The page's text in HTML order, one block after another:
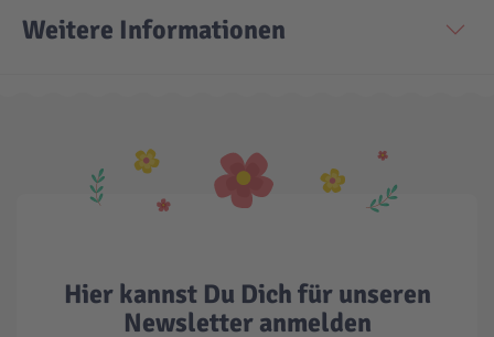
Weitere Informationen
Hier kannst Du Dich für unseren
Newsletter anmelden